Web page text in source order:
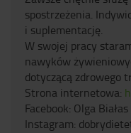
spostrzeżenia.
i suplementację.
W swojej pracy
nawyków
dotyczącą zdrowego
Strona internetowa:
Facebook: Olga
Instagram: